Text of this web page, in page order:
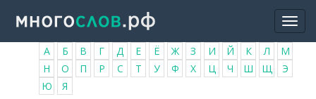
основному
содержанию
А Б В Г Д Е Ё Ж З И Й К Л
М
Н
О П Р С Т У Ф Х Ц Ч Ш Щ
Э
Ю
Я